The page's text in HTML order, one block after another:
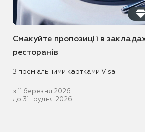
Смакуйте пропозиції в закладах
ресторанів
З преміальними картками Visa
з 11 березня 2026
до 31 грудня 2026